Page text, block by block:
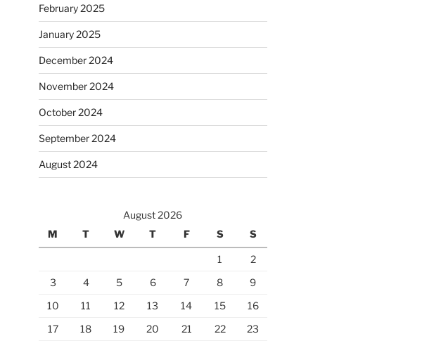
February 2025
January 2025
December 2024
November 2024
October 2024
September 2024
August 2024
August 2026
M
T W T F S S
1
2
3
4 5 6 7 8
9
10
11 12 13 14 15
16
17
18 19 20 21 22
23